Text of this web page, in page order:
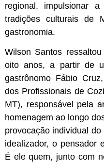
regional, impulsionar
tradições culturais de
gastronomia.
Wilson Santos
oito anos, a partir de
gastrônomo Fábio
dos Profissionais de
MT), responsável pela
homenagem ao longo
provocação individual
idealizador, o pensador
É ele quem, junto com